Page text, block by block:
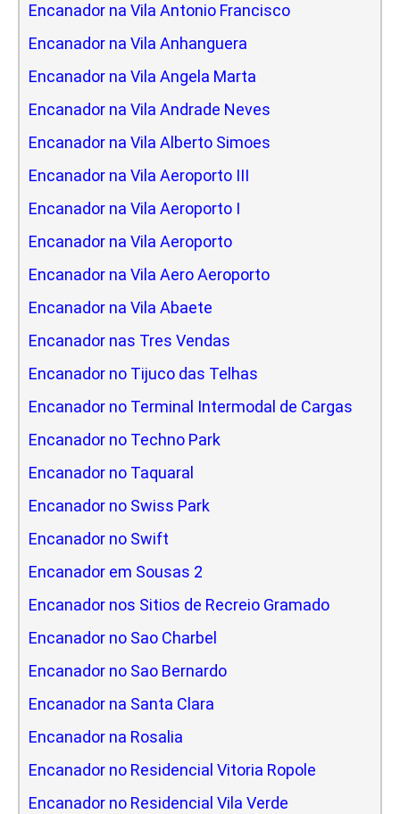
Encanador na Vila Antonio Francisco
Encanador na Vila Anhanguera
Encanador na Vila Angela Marta
Encanador na Vila Andrade Neves
Encanador na Vila Alberto Simoes
Encanador na Vila Aeroporto III
Encanador na Vila Aeroporto I
Encanador na Vila Aeroporto
Encanador na Vila Aero Aeroporto
Encanador na Vila Abaete
Encanador nas Tres Vendas
Encanador no Tijuco das Telhas
Encanador no Terminal Intermodal de Cargas
Encanador no Techno Park
Encanador no Taquaral
Encanador no Swiss Park
Encanador no Swift
Encanador em Sousas 2
Encanador nos Sitios de Recreio Gramado
Encanador no Sao Charbel
Encanador no Sao Bernardo
Encanador na Santa Clara
Encanador na Rosalia
Encanador no Residencial Vitoria Ropole
Encanador no Residencial Vila Verde